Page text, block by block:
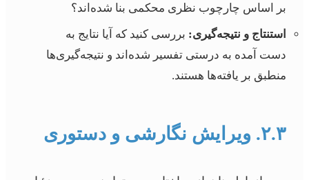
بر اساس چارچوب نظری محکمی بنا شده‌اند؟
استنتاج و نتیجه‌گیری: بررسی کنید که آیا نتایج به
دست آمده به درستی تفسیر شده‌اند و نتیجه‌گیری‌ها
منطبق بر یافته‌ها هستند.
۲.۳. ویرایش نگارشی و دستوری